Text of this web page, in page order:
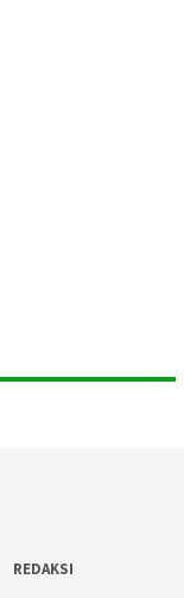
REDAKSI